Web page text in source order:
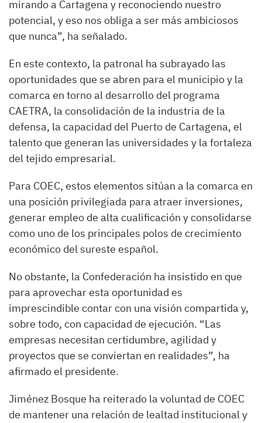
mirando a Cartagena y reconociendo nuestro
potencial, y eso nos obliga a ser más ambiciosos
que nunca”, ha señalado.
En este contexto, la patronal ha subrayado las
oportunidades que se abren para el municipio y la
comarca en torno al desarrollo del programa
CAETRA, la consolidación de la industria de la
defensa, la capacidad del Puerto de Cartagena, el
talento que generan las universidades y la fortaleza
del tejido empresarial.
Para COEC, estos elementos sitúan a la comarca en
una posición privilegiada para atraer inversiones,
generar empleo de alta cualificación y consolidarse
como uno de los principales polos de crecimiento
económico del sureste español.
No obstante, la Confederación ha insistido en que
para aprovechar esta oportunidad es
imprescindible contar con una visión compartida y,
sobre todo, con capacidad de ejecución. “Las
empresas necesitan certidumbre, agilidad y
proyectos que se conviertan en realidades”, ha
afirmado el presidente.
Jiménez Bosque ha reiterado la voluntad de COEC
de mantener una relación de lealtad institucional y